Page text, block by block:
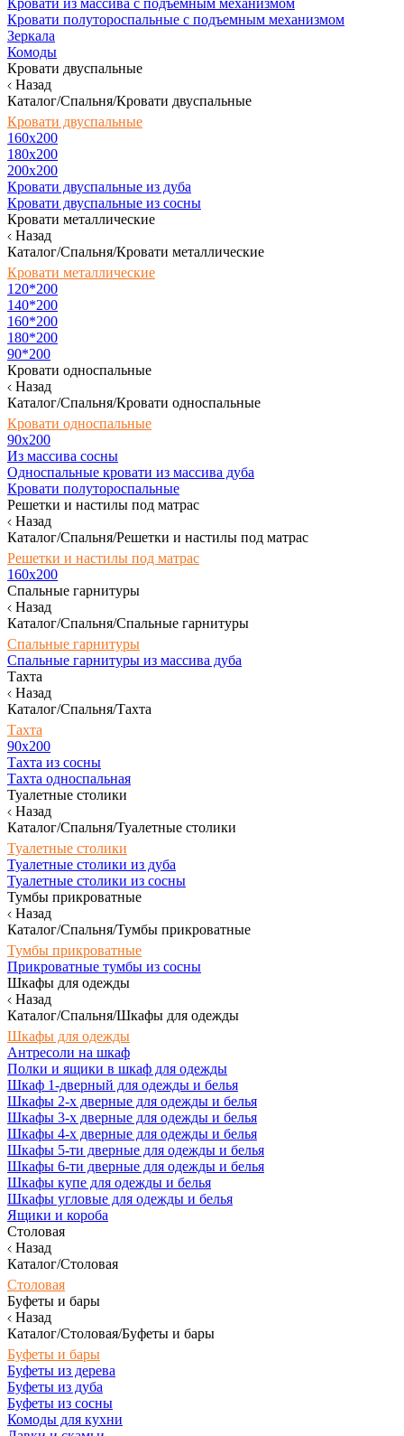
Кровати из массива с подъёмным механизмом
Кровати полутороспальные с подъемным механизмом
Зеркала
Комоды
Кровати двуспальные
Назад
Каталог/Спальня/Кровати двуспальные
Кровати двуспальные
160х200
180x200
200x200
Кровати двуспальные из дуба
Кровати двуспальные из сосны
Кровати металлические
Назад
Каталог/Спальня/Кровати металлические
Кровати металлические
120*200
140*200
160*200
180*200
90*200
Кровати односпальные
Назад
Каталог/Спальня/Кровати односпальные
Кровати односпальные
90х200
Из массива сосны
Односпальные кровати из массива дуба
Кровати полутороспальные
Решетки и настилы под матрас
Назад
Каталог/Спальня/Решетки и настилы под матрас
Решетки и настилы под матрас
160х200
Спальные гарнитуры
Назад
Каталог/Спальня/Спальные гарнитуры
Спальные гарнитуры
Спальные гарнитуры из массива дуба
Тахта
Назад
Каталог/Спальня/Тахта
Тахта
90х200
Тахта из сосны
Тахта односпальная
Туалетные столики
Назад
Каталог/Спальня/Туалетные столики
Туалетные столики
Туалетные столики из дуба
Туалетные столики из сосны
Тумбы прикроватные
Назад
Каталог/Спальня/Тумбы прикроватные
Тумбы прикроватные
Прикроватные тумбы из сосны
Шкафы для одежды
Назад
Каталог/Спальня/Шкафы для одежды
Шкафы для одежды
Антресоли на шкаф
Полки и ящики в шкаф для одежды
Шкаф 1-дверный для одежды и белья
Шкафы 2-х дверные для одежды и белья
Шкафы 3-х дверные для одежды и белья
Шкафы 4-х дверные для одежды и белья
Шкафы 5-ти дверные для одежды и белья
Шкафы 6-ти дверные для одежды и белья
Шкафы купе для одежды и белья
Шкафы угловые для одежды и белья
Ящики и короба
Столовая
Назад
Каталог/Столовая
Столовая
Буфеты и бары
Назад
Каталог/Столовая/Буфеты и бары
Буфеты и бары
Буфеты из дерева
Буфеты из дуба
Буфеты из сосны
Комоды для кухни